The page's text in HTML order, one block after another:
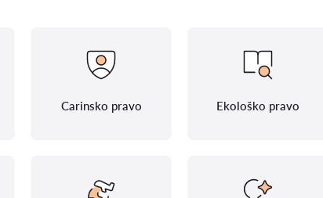
Carinsko pravo Ekološko pravo